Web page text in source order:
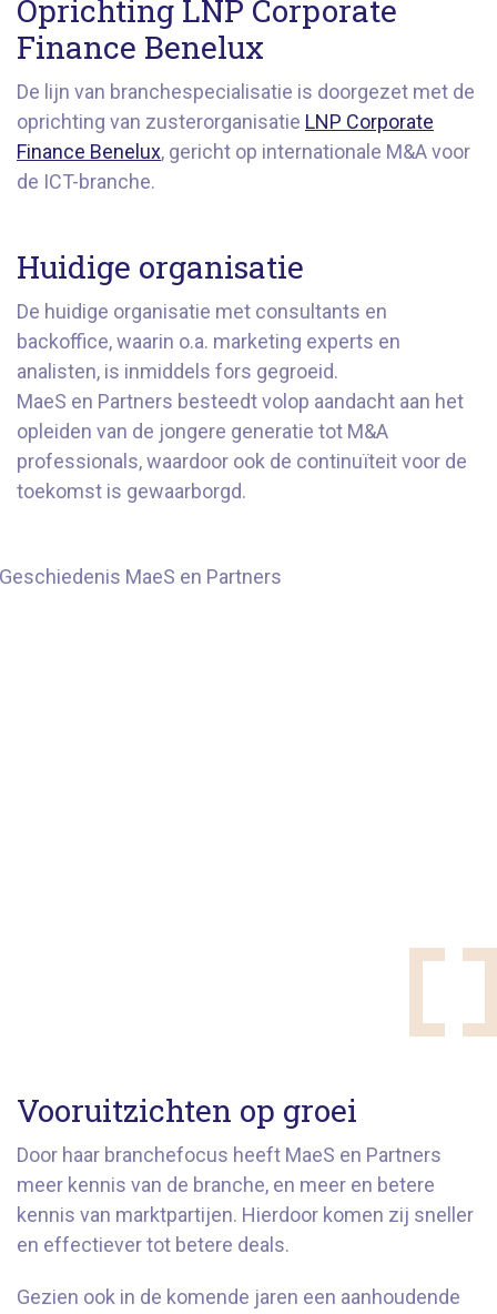
Oprichting LNP Corporate
Finance Benelux
De lijn van branchespecialisatie is doorgezet met de
oprichting van zusterorganisatie LNP Corporate
Finance Benelux, gericht op internationale M&A voor
de ICT-branche.
Huidige organisatie
De huidige organisatie met consultants en
backoffice, waarin o.a. marketing experts en
analisten, is inmiddels fors gegroeid.
MaeS en Partners besteedt volop aandacht aan het
opleiden van de jongere generatie tot M&A
professionals, waardoor ook de continuïteit voor de
toekomst is gewaarborgd.
Vooruitzichten op groei
Door haar branchefocus heeft MaeS en Partners
meer kennis van de branche, en meer en betere
kennis van marktpartijen. Hierdoor komen zij sneller
en effectiever tot betere deals.
Gezien ook in de komende jaren een aanhoudende